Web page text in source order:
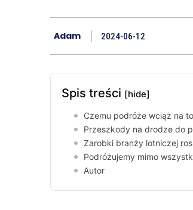
Adam 2024-06-12
Spis treści [hide]
Czemu podróże wciąż na
Przeszkody na drodze do
Zarobki branży lotniczej
Podróżujemy mimo
Autor